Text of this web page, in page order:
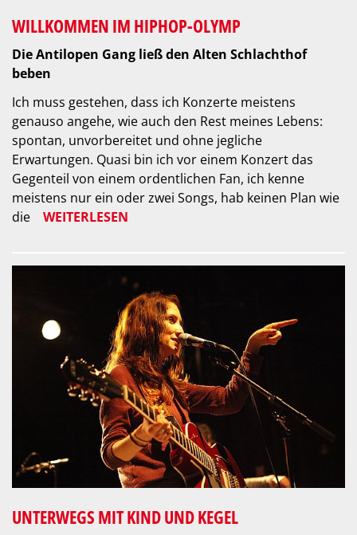
WILLKOMMEN IM HIPHOP-OLYMP
Die Antilopen Gang ließ den Alten Schlachthof
beben
Ich muss gestehen, dass ich Konzerte meistens
genauso angehe, wie auch den Rest meines Lebens:
spontan, unvorbereitet und ohne jegliche
Erwartungen. Quasi bin ich vor einem Konzert das
Gegenteil von einem ordentlichen Fan, ich kenne
meistens nur ein oder zwei Songs, hab keinen Plan wie
die
WEITERLESEN
UNTERWEGS MIT KIND UND KEGEL